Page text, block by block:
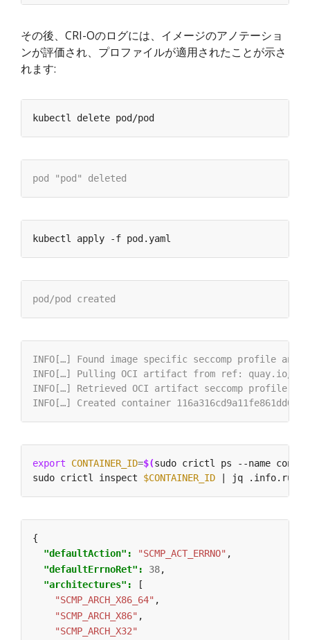
その後、CRI-Oのログには、イメージのアノテーショ
ンが評価され、プロファイルが適用されたことが示さ
れます:
export CONTAINER_ID=$(sudo crictl ps --name
sudo crictl inspect $CONTAINER_ID
{
"defaultAction":
"SCMP_ACT_ERRNO" ,
"defaultErrnoRet": 38,
"architectures":
[
"SCMP_ARCH_X86_64" ,
"SCMP_ARCH_X86" ,
"SCMP_ARCH_X32"